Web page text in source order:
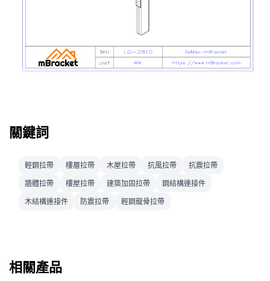
關鍵詞
輕鋼拉帶 樓層拉帶 木屋拉帶 抗風拉帶
抗震拉帶
牆體拉帶
樓屋拉帶 建築加固拉帶
鋼結構連接件
木結構連接件
防震拉帶 輕鋼龍骨拉帶
相關產品